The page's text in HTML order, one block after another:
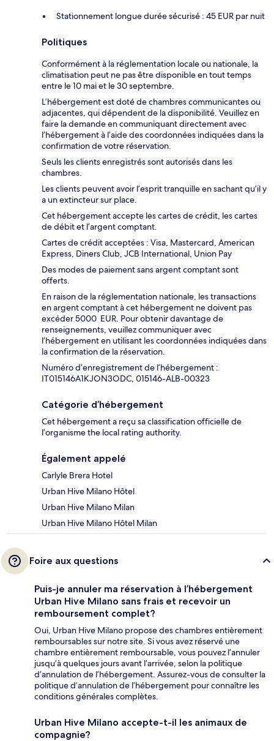
Stationnement longue durée sécurisé : 45 EUR par nuit
Politiques
Conformément à la réglementation locale ou nationale, la
climatisation peut ne pas être disponible en tout temps
entre le 10 mai et le 30 septembre.
L’hébergement est doté de chambres communicantes ou
adjacentes, qui dépendent de la disponibilité. Veuillez en
faire la demande en communiquant directement avec
l’hébergement à l’aide des coordonnées indiquées dans la
confirmation de votre réservation.
Seuls les clients enregistrés sont autorisés dans les
chambres.
Les clients peuvent avoir l’esprit tranquille en sachant qu’il y
a un extincteur sur place.
Cet hébergement accepte les cartes de crédit, les cartes
de débit et l’argent comptant.
Cartes de crédit acceptées : Visa, Mastercard, American
Express, Diners Club, JCB International, Union Pay
Des modes de paiement sans argent comptant sont
offerts.
En raison de la réglementation nationale, les transactions
en argent comptant à cet hébergement ne doivent pas
excéder 5000 EUR. Pour obtenir davantage de
renseignements, veuillez communiquer avec
l’hébergement en utilisant les coordonnées indiquées dans
la confirmation de la réservation.
Numéro d’enregistrement de l’hébergement :
IT015146A1KJON3ODC, 015146-ALB-00323
Catégorie d’hébergement
Cet hébergement a reçu sa classification officielle de
l’organisme the local rating authority.
Également appelé
Carlyle Brera Hotel
Urban Hive Milano Hôtel
Urban Hive Milano Milan
Urban Hive Milano Hôtel Milan
Foire aux questions
Puis-je annuler ma réservation à l’hébergement
Urban Hive Milano sans frais et recevoir un
remboursement complet?
Oui, Urban Hive Milano propose des chambres entièrement
remboursables sur notre site. Si vous avez réservé une
chambre entièrement remboursable, vous pouvez l’annuler
jusqu’à quelques jours avant l’arrivée, selon la politique
d’annulation de l’hébergement. Assurez-vous de consulter la
politique d’annulation de l’hébergement pour connaître les
conditions générales complètes.
Urban Hive Milano accepte-t-il les animaux de
compagnie?